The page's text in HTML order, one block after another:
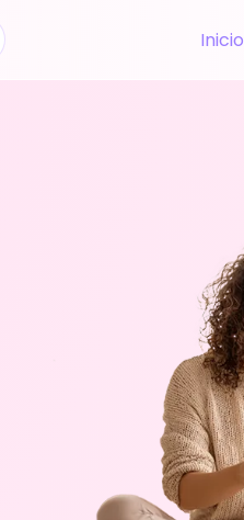
Inicio